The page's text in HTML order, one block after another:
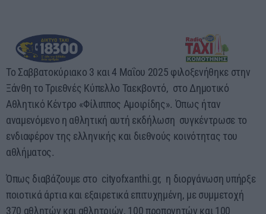
Το Σαββατοκύριακο 3 και 4 Μαΐου 2025 φιλοξενήθηκε στην
Ξάνθη το Τριεθνές Κύπελλο Ταεκβοντό, στο Δημοτικό
Αθλητικό Κέντρο «Φίλιππος Αμοιρίδης». Όπως ήταν
αναμενόμενο η αθλητική αυτή εκδήλωση συγκέντρωσε το
ενδιαφέρον της ελληνικής και διεθνούς κοινότητας του
αθλήματος.
Όπως διαβάζουμε στο cityofxanthi.gr, η διοργάνωση υπήρξε
ποιοτικά άρτια και εξαιρετικά επιτυχημένη, με συμμετοχή
370 αθλητών και αθλητριών, 100 προπονητών και 100